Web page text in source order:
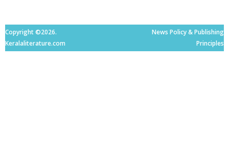
Copyright ©2026.
Keralaliterature.com
News Policy & Publishing
Principles